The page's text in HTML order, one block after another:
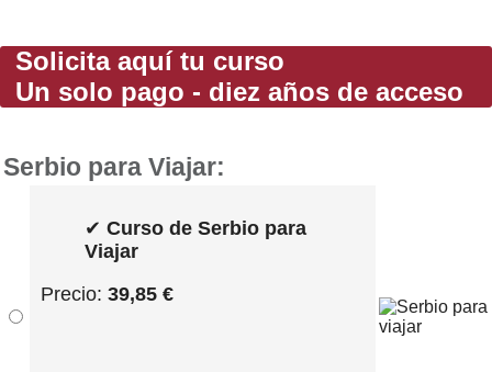
Solicita aquí tu curso
Un solo pago - diez años de acceso
Serbio para Viajar:
✔ Curso de Serbio para
Viajar
Precio: 39,85 €